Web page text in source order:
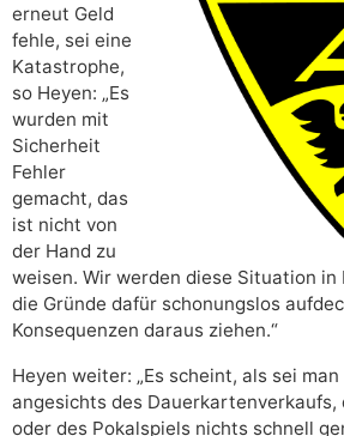
erneut Geld
fehle, sei eine
Katastrophe,
so Heyen: „Es
wurden mit
Sicherheit
Fehler
gemacht, das
ist nicht von
der Hand zu
weisen. Wir werden diese Situation in
die Gründe dafür schonungslos
Konsequenzen daraus ziehen.“
Heyen weiter: „Es scheint, als sei
angesichts des Dauerkartenverkaufs,
oder des Pokalspiels nichts schnell